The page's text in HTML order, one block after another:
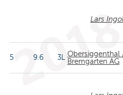
Lars
5 9.6 3LObersiggenthal
Bremgarten AG